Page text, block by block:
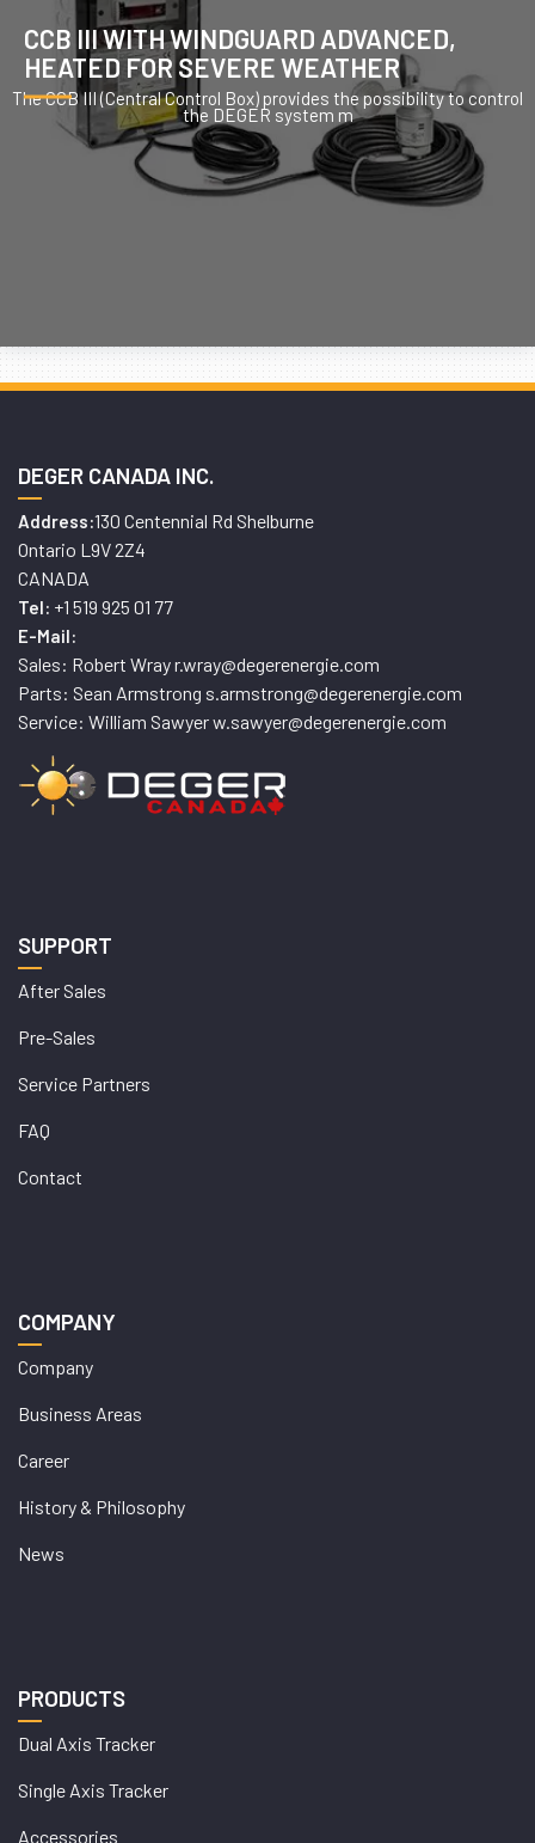
CCB III WITH WINDGUARD ADVANCED,
HEATED FOR SEVERE WEATHER
The CCB III (Central Control Box) provides the possibility to control
the DEGER system m
DEGER CANADA INC.
Address:130 Centennial Rd Shelburne
Ontario L9V 2Z4
CANADA
Tel: +1 519 925 01 77
E-Mail:
Sales: Robert Wray r.wray@degerenergie.com
Parts: Sean Armstrong s.armstrong@degerenergie.com
Service: William Sawyer w.sawyer@degerenergie.com
SUPPORT
After Sales
Pre-Sales
Service Partners
FAQ
Contact
COMPANY
Company
Business Areas
Career
History & Philosophy
News
PRODUCTS
Dual Axis Tracker
Single Axis Tracker
Accessories